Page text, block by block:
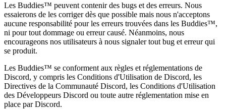
Les Buddies™ peuvent contenir des bugs et des erreurs. Nous
essaierons de les corriger dès que possible mais nous n'acceptons
aucune responsabilité pour les erreurs trouvées dans les Buddies™,
ni pour tout dommage ou erreur causé. Néanmoins, nous
encourageons nos utilisateurs à nous signaler tout bug et erreur qui
se produit.
Les Buddies™ se conforment aux règles et réglementations de
Discord, y compris les Conditions d'Utilisation de Discord, les
Directives de la Communauté Discord, les Conditions d'Utilisation
des Développeurs Discord ou toute autre réglementation mise en
place par Discord.